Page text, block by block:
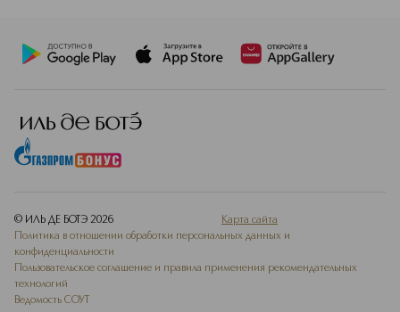
© ИЛЬ ДЕ БОТЭ 2026
Карта сайта
Политика в отношении обработки персональных данных и
конфиденциальности
Пользовательское соглашение и правила применения рекомендательных
технологий
Ведомость СОУТ